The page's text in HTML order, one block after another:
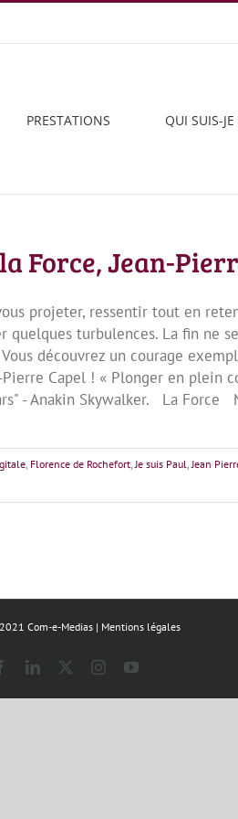
PRESTATIONS QUI SUIS-JE
Force, Jean-
projeter, ressentir tout en
quelques turbulences. La fin ne
découvrez un courage
Pierre Capel ! « Plonger en plein
- Anakin Skywalker. La Force
, Florence de Rochefort,Je suis Paul,Jean
Com-e-Medias | Mentions légales
FacebookLinkedIn InstagramYouTube